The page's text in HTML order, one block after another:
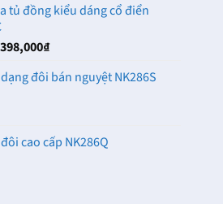
từ
đến
tủ đồng kiểu dáng cổ điển
398,000₫Khoảng
từ
398,000₫
đôi bán nguyệt NK286S
cao cấp NK286Q